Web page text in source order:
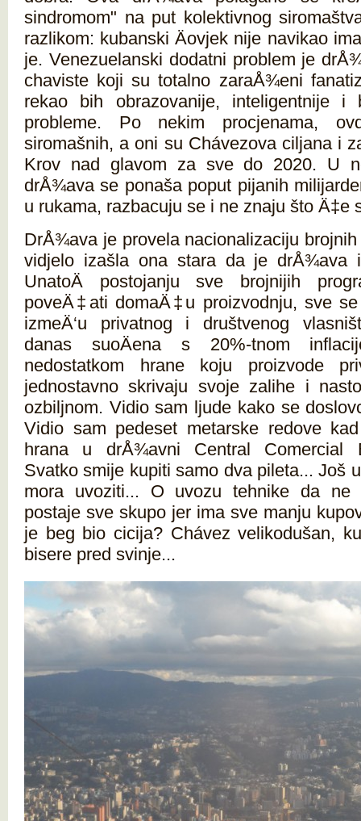
sindromom" na put kolektivnog
razlikom: kubanski Äovjek nije navikao
je. Venezuelanski dodatni problem je
chaviste koji su totalno zaraÅ¾eni
rekao bih obrazovanije, inteligentnije i
probleme. Po nekim procjenama,
siromašnih, a oni su Chávezova ciljana i
Krov nad glavom za sve do 2020. U
drÅ¾ava se ponaša poput pijanih
u rukama, razbacuju se i ne znaju što Ä‡e
DrÅ¾ava je provela nacionalizaciju
vidjelo izašla ona stara da je drÅ¾ava
UnatoÄ postojanju sve brojnijih
poveÄ‡ati domaÄ‡u proizvodnju, sve se
izmeÄ‘u privatnog i društvenog
danas suoÄena s 20%-tnom
nedostatkom hrane koju proizvode
jednostavno skrivaju svoje zalihe i
ozbiljnom. Vidio sam ljude kako se
Vidio sam pedeset metarske redove
hrana u drÅ¾avni Central Comercial
Svatko smije kupiti samo dva pileta... Još
mora uvoziti... O uvozu tehnike da ne
postaje sve skupo jer ima sve manju
je beg bio cicija? Chávez velikodušan,
bisere pred svinje...